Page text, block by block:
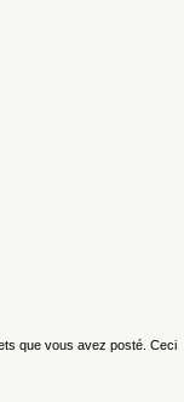
que vous avez posté. Ceci